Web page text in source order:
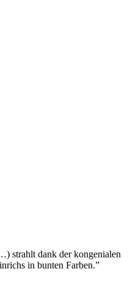
strahlt dank der kongenialen
in bunten Farben.”